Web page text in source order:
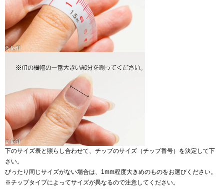
下のサイズ表と照らし合わせて、チップのサイズ（チップ番号）を決定して下
さい。
ぴったり同じサイズがない場合は、1mm程度大きめのものをお選びください。
※チップタイプによってサイズが異なるので注意してください。